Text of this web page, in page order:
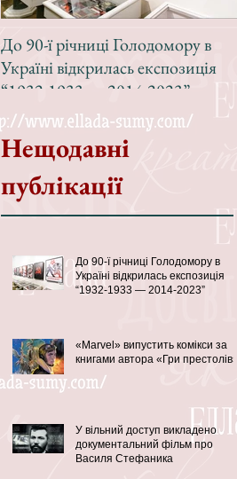
До 90-ї річниці Голодомору в
Україні відкрилась експозиція
“1932-1933 — 2014-2023”
Нещодавні
публікації
До 90-ї річниці Голодомору в
Україні відкрилась експозиція
“1932-1933 — 2014-2023”
«Marvel» випустить комікси за
книгами автора «Гри престолів»
У вільний доступ викладено
документальний фільм про
Василя Стефаника